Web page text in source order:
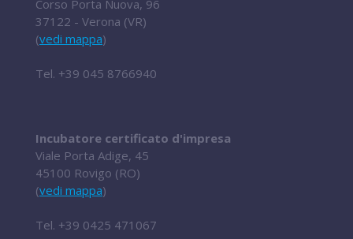
Corso Porta Nuova, 96
37122 - Verona (VR)
(vedi mappa)
Tel. +39 045 8766940
Incubatore certificato d'impresa
Viale Porta Adige, 45
45100 Rovigo (RO)
(vedi mappa)
Tel. +39 0425 471067